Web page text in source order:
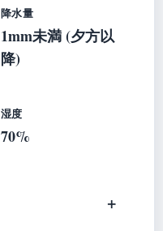
降水量
1mm未満 (夕方以
降)
湿度
70%